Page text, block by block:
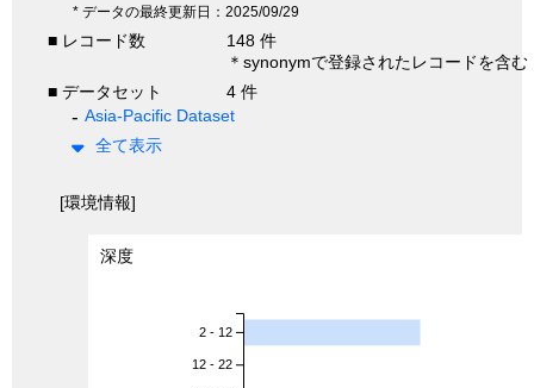
* データの最終更新日：2025/09/29
■ レコード数
148 件
＊synonymで登録されたレコードを含む
■ データセット
4 件
Asia-Pacific Dataset
全て表示
[環境情報]
深度
2 - 12
12 - 22